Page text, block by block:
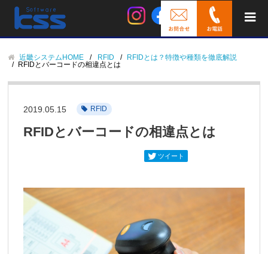
近畿システムHOME RFID
RFIDとは？特徴や種類を徹底解説
RFIDとバーコードの相違点とは
2019.05.15 RFID
ツイート
RFIDとバーコードの相違点とは